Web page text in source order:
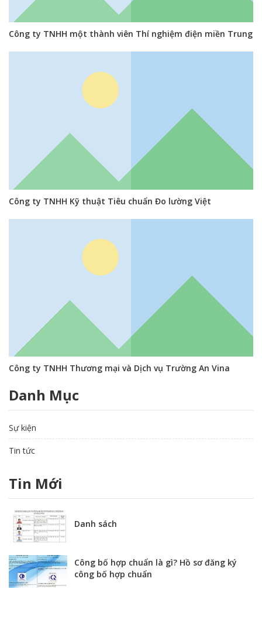
Công ty TNHH một thành viên Thí nghiệm điện miền Trung
Công ty TNHH Kỹ thuật Tiêu chuẩn Đo lường Việt
Công ty TNHH Thương mại và Dịch vụ Trường An Vina
Danh Mục
Sự kiện
Tin tức
Tin Mới
Danh sách
Công bố hợp chuẩn là gì? Hồ sơ đăng ký
công bố hợp chuẩn